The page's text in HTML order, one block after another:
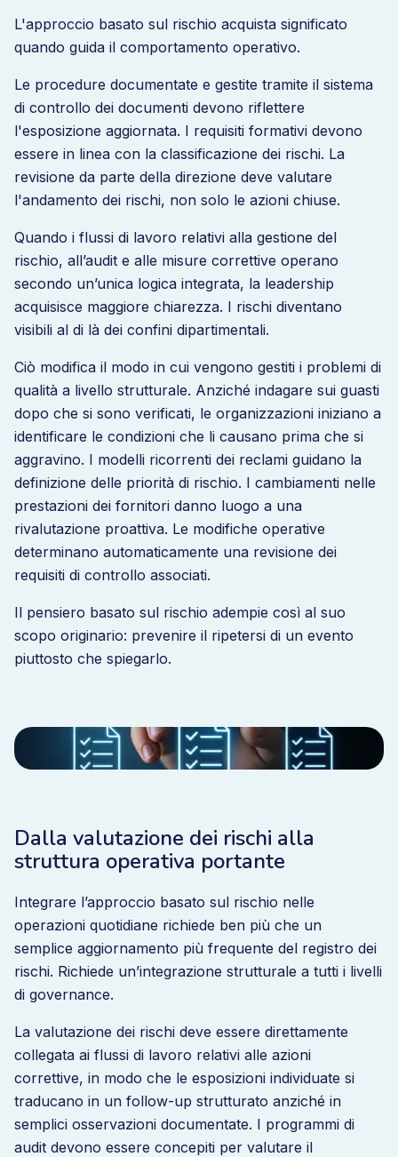
L'approccio basato sul rischio acquista significato
quando guida il comportamento operativo.
Le procedure documentate e gestite tramite il sistema
di controllo dei documenti devono riflettere
l'esposizione aggiornata. I requisiti formativi devono
essere in linea con la classificazione dei rischi. La
revisione da parte della direzione deve valutare
l'andamento dei rischi, non solo le azioni chiuse.
Quando i flussi di lavoro relativi alla gestione del
rischio, all’audit e alle misure correttive operano
secondo un’unica logica integrata, la leadership
acquisisce maggiore chiarezza. I rischi diventano
visibili al di là dei confini dipartimentali.
Ciò modifica il modo in cui vengono gestiti i problemi di
qualità a livello strutturale. Anziché indagare sui guasti
dopo che si sono verificati, le organizzazioni iniziano a
identificare le condizioni che li causano prima che si
aggravino. I modelli ricorrenti dei reclami guidano la
definizione delle priorità di rischio. I cambiamenti nelle
prestazioni dei fornitori danno luogo a una
rivalutazione proattiva. Le modifiche operative
determinano automaticamente una revisione dei
requisiti di controllo associati.
Il pensiero basato sul rischio adempie così al suo
scopo originario: prevenire il ripetersi di un evento
piuttosto che spiegarlo.
Dalla valutazione dei rischi alla
struttura operativa portante
Integrare l’approccio basato sul rischio nelle
operazioni quotidiane richiede ben più che un
semplice aggiornamento più frequente del registro dei
rischi. Richiede un’integrazione strutturale a tutti i livelli
di governance.
La valutazione dei rischi deve essere direttamente
collegata ai flussi di lavoro relativi alle azioni
correttive, in modo che le esposizioni individuate si
traducano in un follow-up strutturato anziché in
semplici osservazioni documentate. I programmi di
audit devono essere concepiti per valutare il